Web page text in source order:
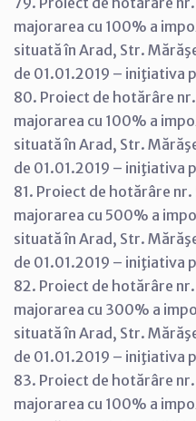
majorarea cu 100% a
situată în Arad, Str.
de 01.01.2019 – iniţiativa
80. Proiect de hotărâre
majorarea cu 100% a
situată în Arad, Str.
de 01.01.2019 – iniţiativa
81. Proiect de hotărâre
majorarea cu 500% a
situată în Arad, Str.
de 01.01.2019 – iniţiativa
82. Proiect de hotărâre
majorarea cu 300% a
situată în Arad, Str.
de 01.01.2019 – iniţiativa
83. Proiect de hotărâre
majorarea cu 100% a